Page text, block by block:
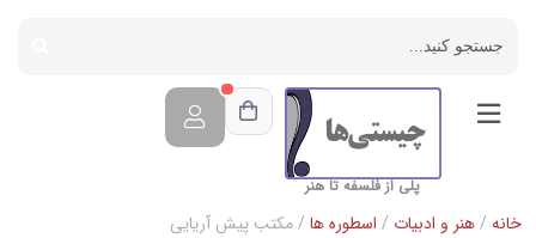
پلی از فلسفه تا هنر
خانه /هنر و ادبیات / اسطوره ها / مکتب پیش آریایی